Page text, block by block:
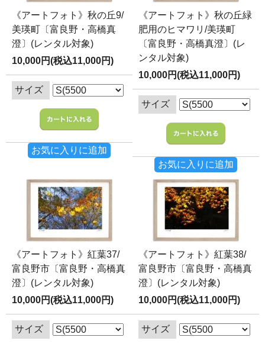
《アートフォト》秋の丘9/
美瑛町〔富良野・高橋真
澄〕(レンタル対象)
10,000円(税込11,000円)
サイズ
お気に入りに追加
《アートフォト》秋の丘緑
肥用のヒマワリ/美瑛町
〔富良野・高橋真澄〕(レ
ンタル対象)
10,000円(税込11,000円)
サイズ
お気に入りに追加
《アートフォト》紅葉37/
富良野市〔富良野・高橋真
澄〕(レンタル対象)
10,000円(税込11,000円)
サイズ
《アートフォト》紅葉38/
富良野市〔富良野・高橋真
澄〕(レンタル対象)
10,000円(税込11,000円)
サイズ